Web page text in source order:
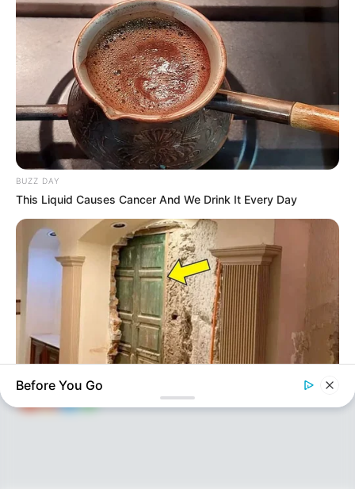
22:10 / 05 Avqust 2026 CƏMİYYƏT
Bakıda MƏSCİDYANIR
157 0 0
KEÇİDLƏR
Ana səhifə
ƏLAQƏ
ƏLAQƏ
Tel: (+99450) 247 90 86
E-mail: oxucomsayti @gmail.com
BUZZ DAY
This Liquid Causes Cancer And We Drink It Every Day
HABERION
Before You Go